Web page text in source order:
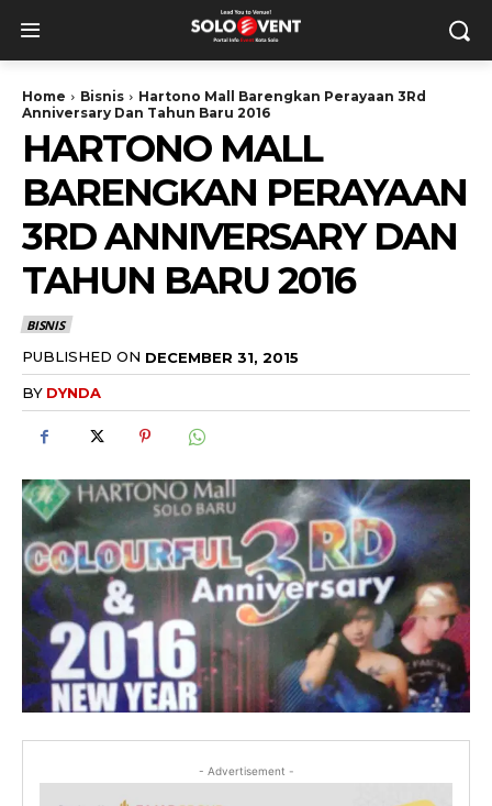
Home Bisnis
Hartono Mall Barengkan Perayaan 3Rd
Anniversary Dan Tahun Baru 2016
HARTONO MALL
BARENGKAN PERAYAAN
3RD ANNIVERSARY DAN
TAHUN BARU 2016
BISNIS
PUBLISHED ON DECEMBER 31, 2015
BY DYNDA
- Advertisement -